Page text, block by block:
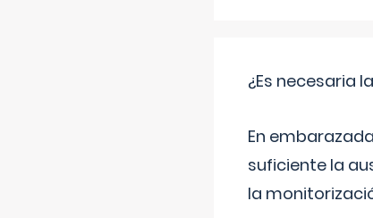
¿Es necesaria
En
suficiente la
la